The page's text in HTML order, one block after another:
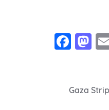
Gaza Strip